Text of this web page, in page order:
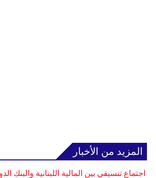
المزيد من الأخبار
اجتماع تنسيقي بين المالية اللبنانية والبنك